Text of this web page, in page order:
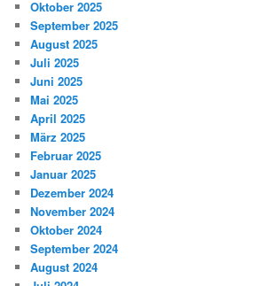
Oktober 2025
September 2025
August 2025
Juli 2025
Juni 2025
Mai 2025
April 2025
März 2025
Februar 2025
Januar 2025
Dezember 2024
November 2024
Oktober 2024
September 2024
August 2024